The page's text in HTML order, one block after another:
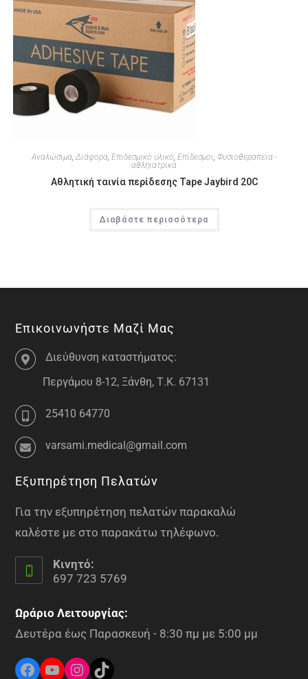
Αναλώσιμα Διάφορα Επιδεσμικό υλικό Επίδεσμοι Φυσιοθεραπεία -
αθληιατρικά
Αθλητική ταινία περίδεσης Tape Jaybird 20C
Διαβάστε περισσότερα
Επικοινωνήστε Μαζί Μας
Διεύθυνση καταστήματος:
Περγάμου 8-12, Ξάνθη, Τ.Κ. 67131
25410 64770
varsami.medical@gmail.com
Εξυπηρέτηση Πελατών
Για την εξυπηρέτηση πελατών παρακαλώ
καλέστε με στο παρακάτω τηλέφωνο.
Κινητό:
697 723 5769
Ωράριο Λειτουργίας:
Δευτέρα έως Παρασκευή - 8:30 πμ με 5:00 μμ